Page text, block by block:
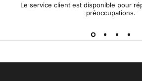
Le service client est disponible pour
préoccupations.